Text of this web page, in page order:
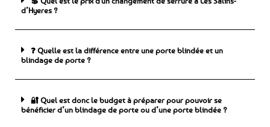
d’Hyeres ?
❓ Quelle est la différence entre une porte blindée et un
blindage de porte ?
🔐 Quel est donc le budget à préparer pour pouvoir se
bénéficier d’un blindage de porte ou d’une porte blindée ?